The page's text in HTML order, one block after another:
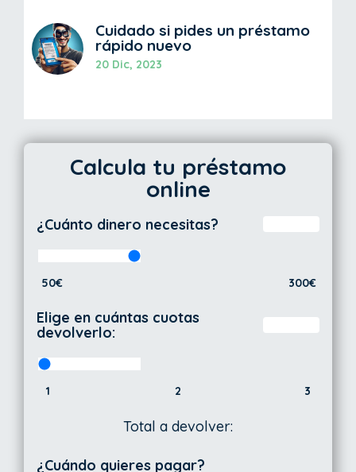
Cuidado si pides un préstamo
rápido nuevo
20 Dic, 2023
Calcula tu préstamo
online
¿Cuánto dinero necesitas?
50€ 300€
Elige en cuántas cuotas
devolverlo:
1 2 3
Total a devolver:
¿Cuándo quieres pagar?